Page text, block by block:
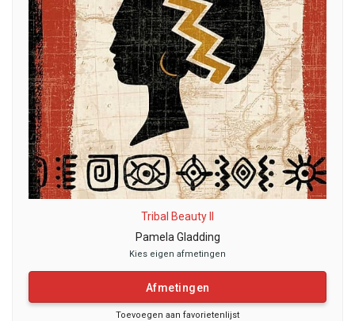
Tribal Beauty II
Pamela Gladding
Kies eigen afmetingen
Afmetingen
Toevoegen aan favorietenlijst